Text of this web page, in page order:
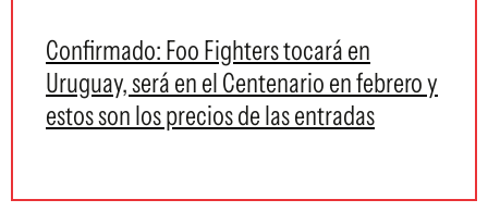
Confirmado: Foo Fighters tocará en
Uruguay, será en el Centenario en febrero y
estos son los precios de las entradas